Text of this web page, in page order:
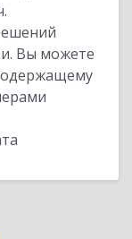
Вы можете